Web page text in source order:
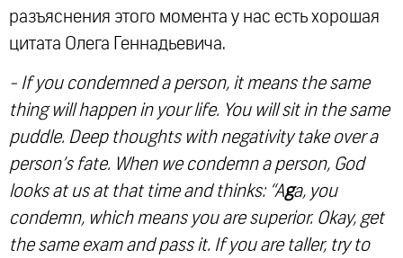
разъяснения этого момента у нас есть хорошая
цитата Олега Геннадьевича.
- If you condemned a person, it means the same
thing will happen in your life. You will sit in the same
puddle. Deep thoughts with negativity take over a
person’s fate. When we condemn a person, God
looks at us at that time and thinks: “Aga, you
condemn, which means you are superior. Okay, get
the same exam and pass it. If you are taller, try to